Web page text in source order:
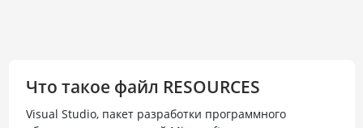
Что такое файл RESOURCES
Visual Studio, пакет разработки программного